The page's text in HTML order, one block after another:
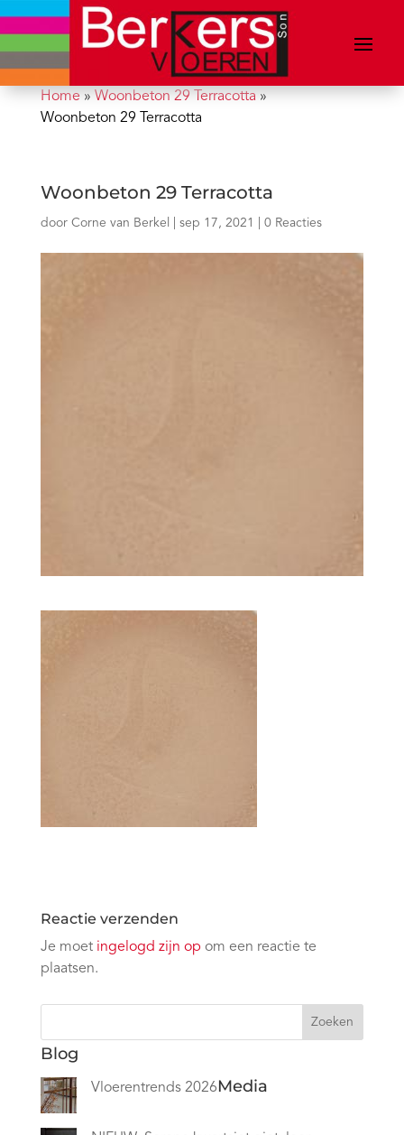
Home» Woonbeton 29 Terracotta »
Woonbeton 29 Terracotta
Woonbeton 29 Terracotta
door Corne van Berkel sep 17, 2021 0 Reacties
Reactie verzenden
Je moet ingelogd zijn op om een reactie te
plaatsen.
Zoeken
Blog
Vloerentrends 2026Media